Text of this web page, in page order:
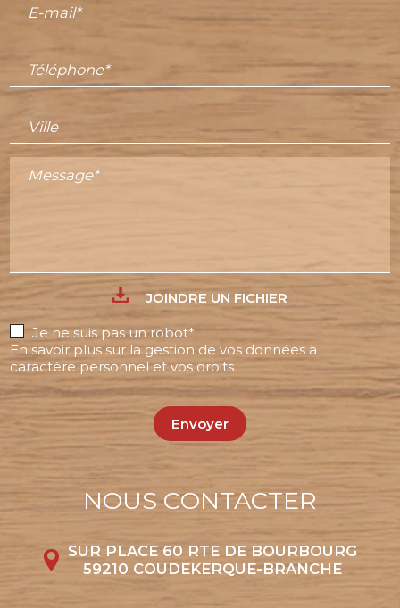
E-mail*
Téléphone*
Ville
Message*
JOINDRE UN FICHIER
Je ne suis pas un robot*
En savoir plus sur la gestion de vos données à
caractère personnel et vos droits
Envoyer
NOUS CONTACTER
SUR PLACE 60 RTE DE BOURBOURG
59210 COUDEKERQUE-BRANCHE